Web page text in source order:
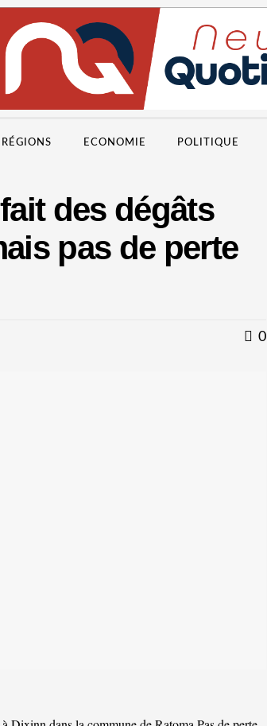
ECONOMIE POLITIQUE
des dégâts
pas de perte
0